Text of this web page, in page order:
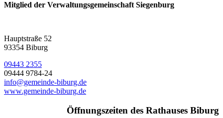
Mitglied der Verwaltungsgemeinschaft Siegenburg
Hauptstraße 52
93354 Biburg
09443 2355
09444 9784-24
info@gemeinde-biburg.de
www.gemeinde-biburg.de
Öffnungszeiten des Rathauses Biburg